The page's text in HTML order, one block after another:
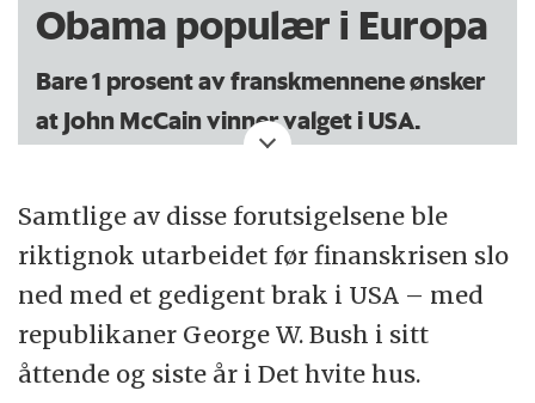
dollar-valg, sier direktør Sheila Krumholz i
DispatchPolitics.
kampanjen til 5,3 milliarder dollar – eller 36,9
milliarder kroner med dagens dollarkurs.
Beløpet inkluderer alle bidrag som alle
kandidater, politiske partier og uavhengige
grupper har skaffet til å drive valgkamp.
Obama populær i Europa
Bare 1 prosent av franskmennene ønsker
at John McCain vinner valget i USA.
Barack Obama.
I en meningsmåling som ble offentliggjort av
TV-kanalen France 24 torsdag går det fram at
78 prosent av franskmennene støtter
Samtlige av disse forutsigelsene ble
riktignok utarbeidet før finanskrisen slo
ned med et gedigent brak i USA – med
republikaner George W. Bush i sitt
åttende og siste år i Det hvite hus.